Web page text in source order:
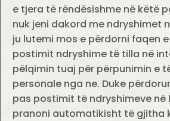
e tjera të rëndësishme në këtë
nuk jeni dakord me ndryshimet
ju lutemi mos e përdorni faqen
postimit ndryshime të tilla në
pëlqimin tuaj për përpunimin e
personale nga ne. Duke
pas postimit të ndryshimeve në
pranoni automatikisht të gjitha